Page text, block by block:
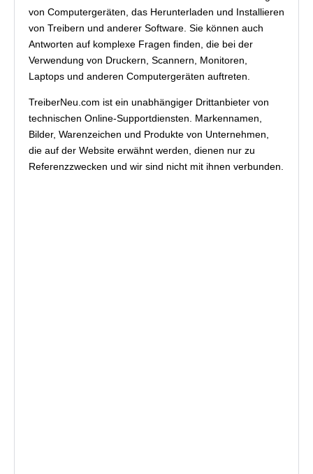
von Computergeräten, das Herunterladen und Installieren
von Treibern und anderer Software. Sie können auch
Antworten auf komplexe Fragen finden, die bei der
Verwendung von Druckern, Scannern, Monitoren,
Laptops und anderen Computergeräten auftreten.
TreiberNeu.com ist ein unabhängiger Drittanbieter von
technischen Online-Supportdiensten. Markennamen,
Bilder, Warenzeichen und Produkte von Unternehmen,
die auf der Website erwähnt werden, dienen nur zu
Referenzzwecken und wir sind nicht mit ihnen verbunden.